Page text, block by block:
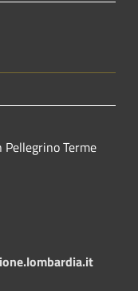
Pellegrino Terme